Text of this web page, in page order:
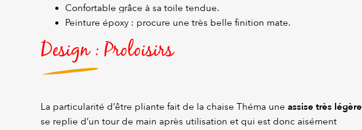
Confortable grâce à sa toile tendue.
Peinture époxy : procure une très belle finition mate.
Design : Proloisirs
La particularité d’être pliante fait de la chaise Théma une assise très légère
se replie d’un tour de main après utilisation et qui est donc aisément